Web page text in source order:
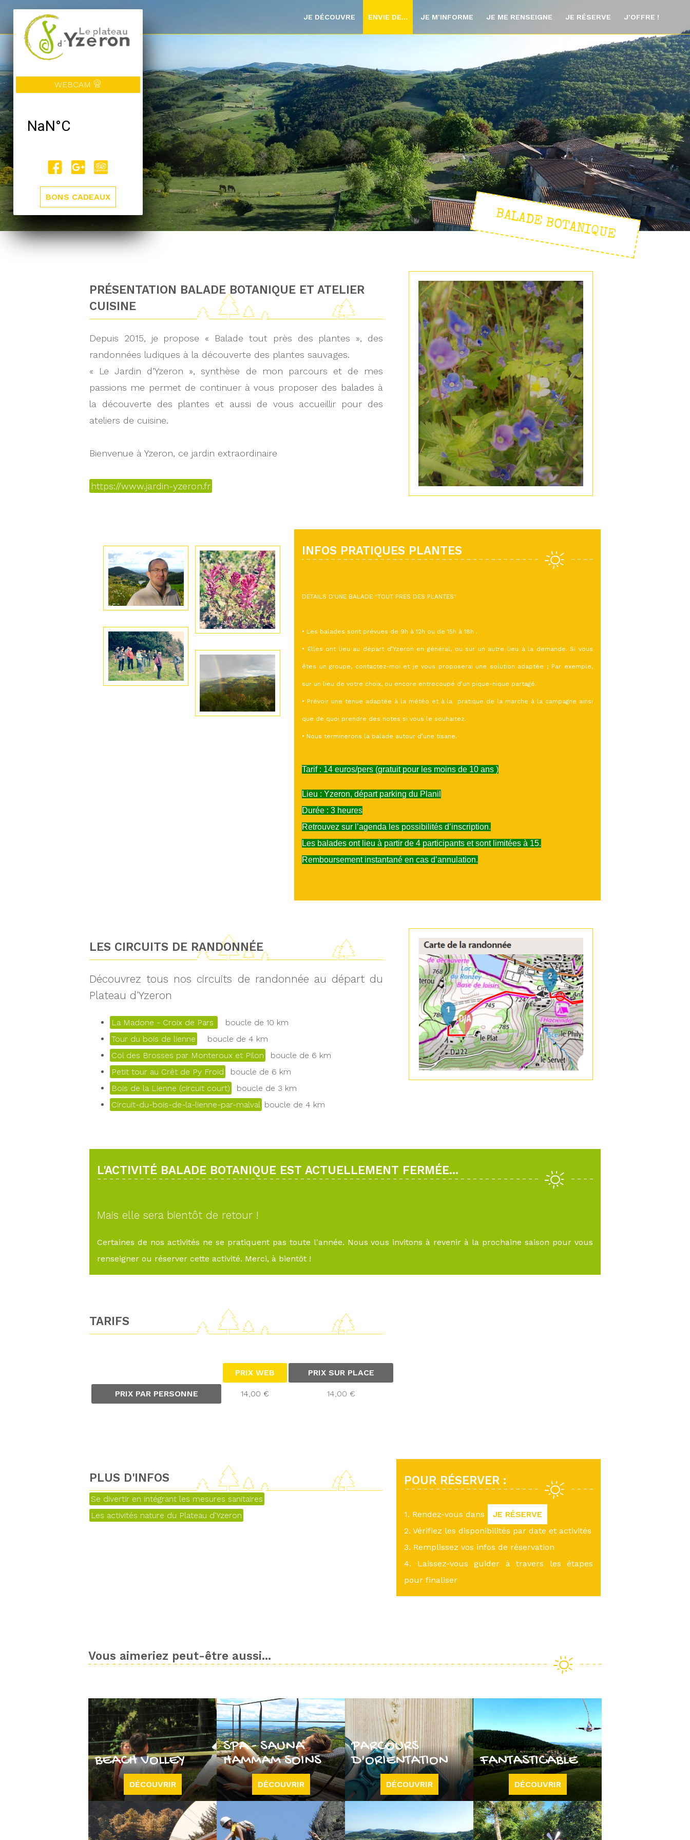
WEBCAM
BONS CADEAUX
JE DÉCOUVRE ENVIE DE... JE M'INFORME JE ME RENSEIGNE JE RÉSERVE J'OFFRE !
BALADE BOTANIQUE
PRÉSENTATION BALADE BOTANIQUE ET ATELIER
CUISINE
Depuis 2015, je propose « Balade tout près des plantes », des
randonnées ludiques à la découverte des plantes sauvages.
« Le Jardin d’Yzeron », synthèse de mon parcours et de mes
passions me permet de continuer à vous proposer des balades à
la découverte des plantes et aussi de vous accueillir pour des
ateliers de cuisine.
Bienvenue à Yzeron, ce jardin extraordinaire
https://www.jardin-yzeron.fr
INFOS PRATIQUES PLANTES
DETAILS D'UNE BALADE "TOUT PRES DES PLANTES"
• Les balades sont prévues de 9h à 12h ou de 15h à 18h .
• Elles ont lieu au départ d’Yzeron en général, ou sur un autre lieu à la demande. Si vous
êtes un groupe, contactez-moi et je vous proposerai une solution adaptée ; Par exemple,
sur un lieu de votre choix, ou encore entrecoupé d’un pique-nique partagé.
• Prévoir une tenue adaptée à la météo et à la pratique de la marche à la campagne ainsi
que de quoi prendre des notes si vous le souhaitez.
• Nous terminerons la balade autour d’une tisane.
Tarif : 14 euros/pers (gratuit pour les moins de 10 ans )
Lieu : Yzeron, départ parking du Planil
Durée : 3 heures
Retrouvez sur l’agenda les possibilités d’inscription.
Les balades ont lieu à partir de 4 participants et sont limitées à 15.
Remboursement instantané en cas d’annulation.
LES CIRCUITS DE RANDONNÉE
Découvrez tous nos circuits de randonnée au départ du
Plateau d'Yzeron
La Madone - Croix de Pars
boucle de 10 km
Tour du bois de lienne
boucle de 4 km
Col des Brosses par Monteroux et Pilon
boucle de 6 km
Petit tour au Crêt de Py Froid
boucle de 6 km
Bois de la Lienne (circuit court)
boucle de 3 km
Circuit-du-bois-de-la-lienne-par-malval boucle de 4 km
L'ACTIVITÉ BALADE BOTANIQUE EST ACTUELLEMENT FERMÉE...
Mais elle sera bientôt de retour !
Certaines de nos activités ne se pratiquent pas toute l'année. Nous vous invitons à revenir à la prochaine saison pour vous
renseigner ou réserver cette activité. Merci, à bientôt !
TARIFS
PRIX WEB PRIX SUR PLACE
PRIX PAR PERSONNE 14,00 € 14,00 €
PLUS D'INFOS
Se divertir en intégrant les mesures sanitaires
Les activités nature du Plateau d'Yzeron
POUR RÉSERVER :
1. Rendez-vous dans
JE RÉSERVE
2. Vérifiez les disponibilités par date et activités
3. Remplissez vos infos de réservation
4. Laissez-vous guider à travers les étapes
pour finaliser
Vous aimeriez peut-être aussi...
BEACH VOLLEY
DÉCOUVRIR
SPA - SAUNA
HAMMAM SOINS
DÉCOUVRIR
PARCOURS
D'ORIENTATION
DÉCOUVRIR
FANTASTICABLE
DÉCOUVRIR